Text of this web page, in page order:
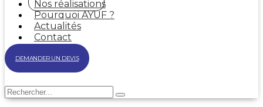
Nos réalisations
Pourquoi AYUF ?
Actualités
Contact
DEMANDER UN DEVIS